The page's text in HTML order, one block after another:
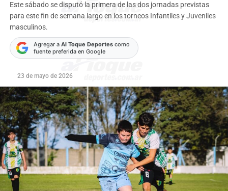
Este sábado se disputó la primera de las dos jornadas previstas
para este fin de semana largo en los torneos Infantiles y Juveniles
masculinos.
Agregar a Al Toque Deportescomo
fuente preferida en Google
23 de mayo de 2026